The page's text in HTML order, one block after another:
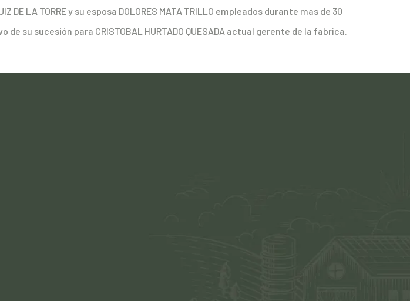
LA TORRE y su esposa DOLORES MATA TRILLO empleados durante mas de 30
su sucesión para CRISTOBAL HURTADO QUESADA actual gerente de la fabrica.